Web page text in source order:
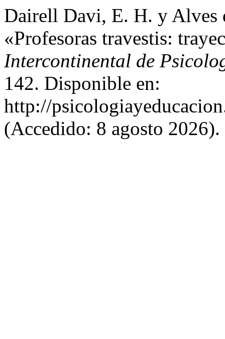
Dairell Davi, E. H. y Alves
«Profesoras travestis:
Intercontinental de
142. Disponible en:
http://
(Accedido: 8 agosto 2026).